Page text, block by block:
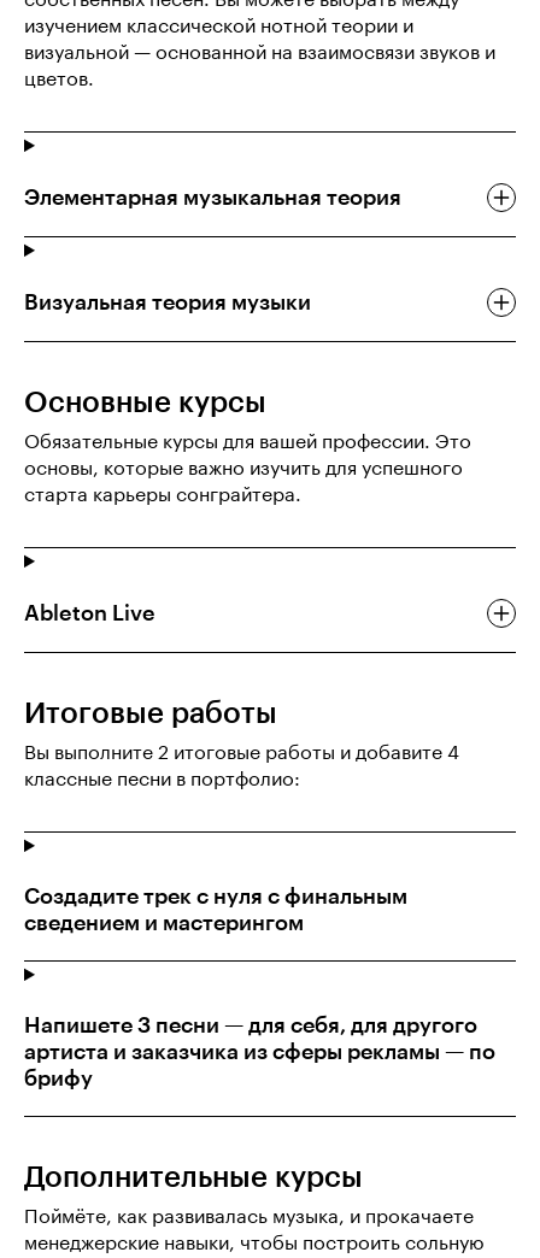
изучением классической нотной теории и
визуальной — основанной на взаимосвязи звуков и
цветов.
Элементарная музыкальная теория
Визуальная теория музыки
Основные курсы
Обязательные курсы для вашей профессии. Это
основы, которые важно изучить для успешного
старта карьеры сонграйтера.
Ableton Live
Итоговые работы
Вы выполните 2 итоговые работы и добавите 4
классные песни в портфолио:
Создадите трек с нуля с финальным
сведением и мастерингом
Напишете 3 песни — для себя, для другого
артиста и заказчика из сферы рекламы — по
брифу
Дополнительные курсы
Поймёте, как развивалась музыка, и прокачаете
менеджерские навыки, чтобы построить сольную